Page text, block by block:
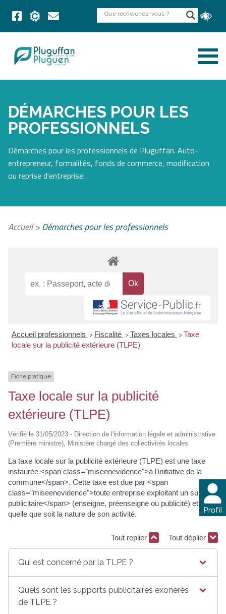
DÉMARCHES POUR LES
PROFESSIONNELS
Démarches pour les professionnels de Pluguffan. Auto-
entrepreneur, formalités, fonds de commerce, modification
ou reprise d'entreprise…
Profil
Accueil>Démarches pour les professionnels
Accueil professionnels > Fiscalité > Taxes locales > Taxe
locale sur la publicité extérieure (TLPE)
Fiche pratique
Taxe locale sur la publicité
extérieure (TLPE)
Vérifié le 31/05/2023 - Direction de l'information légale et administrative
(Première ministre), Ministère chargé des collectivités locales
La taxe locale sur la publicité extérieure (TLPE) est une taxe
instaurée <span class="miseenevidence">à l'initiative de la
commune</span>. Cette taxe est due par <span
class="miseenevidence">toute entreprise exploitant un support
publicitaire</span> (enseigne, préenseigne ou publicité) et ce,
quelle que soit la nature de son activité.
Tout replier Tout déplier
Qui est concerné par la TLPE ?
Quels sont les supports publicitaires exonérés
de TLPE ?